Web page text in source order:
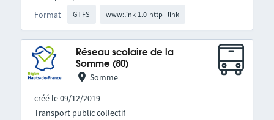
Format GTFS www:link-1.0-http--link
Réseau scolaire de la
Somme (80)
Somme
créé le 09/12/2019
Transport public collectif